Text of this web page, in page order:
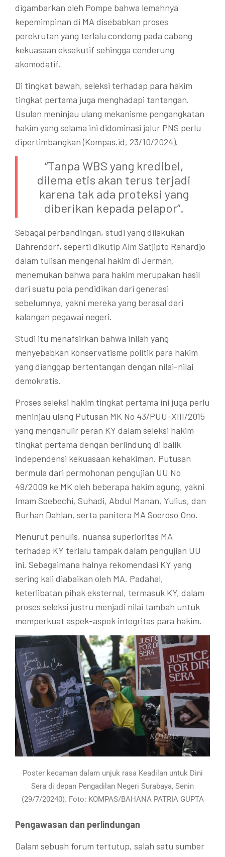
digambarkan oleh Pompe bahwa lemahnya
kepemimpinan di MA disebabkan proses
perekrutan yang terlalu condong pada cabang
kekuasaan eksekutif sehingga cenderung
akomodatif.
Di tingkat bawah, seleksi terhadap para hakim
tingkat pertama juga menghadapi tantangan.
Usulan meninjau ulang mekanisme pengangkatan
hakim yang selama ini didominasi jalur PNS perlu
dipertimbangkan (Kompas.id, 23/10/2024).
“Tanpa WBS yang kredibel,
dilema etis akan terus terjadi
karena tak ada proteksi yang
diberikan kepada pelapor”.
Sebagai perbandingan, studi yang dilakukan
Dahrendorf, seperti dikutip Alm Satjipto Rahardjo
dalam tulisan mengenai hakim di Jerman,
menemukan bahwa para hakim merupakan hasil
dari suatu pola pendidikan dari generasi
sebelumnya, yakni mereka yang berasal dari
kalangan pegawai negeri.
Studi itu menafsirkan bahwa inilah yang
menyebabkan konservatisme politik para hakim
yang dianggap bertentangan dengan nilai-nilai
demokratis.
Proses seleksi hakim tingkat pertama ini juga perlu
meninjau ulang Putusan MK No 43/PUU-XIII/2015
yang menganulir peran KY dalam seleksi hakim
tingkat pertama dengan berlindung di balik
independensi kekuasaan kehakiman. Putusan
bermula dari permohonan pengujian UU No
49/2009 ke MK oleh beberapa hakim agung, yakni
Imam Soebechi, Suhadi, Abdul Manan, Yulius, dan
Burhan Dahlan, serta panitera MA Soeroso Ono.
Menurut penulis, nuansa superioritas MA
terhadap KY terlalu tampak dalam pengujian UU
ini. Sebagaimana halnya rekomendasi KY yang
sering kali diabaikan oleh MA. Padahal,
keterlibatan pihak eksternal, termasuk KY, dalam
proses seleksi justru menjadi nilai tambah untuk
memperkuat aspek-aspek integritas para hakim.
Poster kecaman dalam unjuk rasa Keadilan untuk Dini
Sera di depan Pengadilan Negeri Surabaya, Senin
(29/7/20240). Foto: KOMPAS/BAHANA PATRIA GUPTA
Pengawasan dan perlindungan
Dalam sebuah forum tertutup, salah satu sumber